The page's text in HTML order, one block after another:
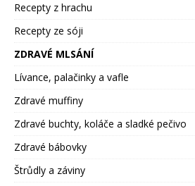
Recepty z hrachu
Recepty ze sóji
ZDRAVÉ MLSÁNÍ
Lívance, palačinky a vafle
Zdravé muffiny
Zdravé buchty, koláče a sladké pečivo
Zdravé bábovky
Štrůdly a záviny